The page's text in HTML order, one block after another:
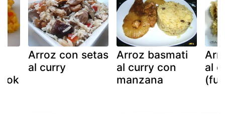
Arroz con setas
al curry
Arroz basmati
al curry con
manzana
al